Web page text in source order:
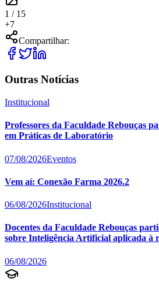
1 / 15
+7
Compartilhar:
Outras Notícias
Institucional
Professores da Faculdade Rebouças
em Práticas de Laboratório
07/08/2026Eventos
Vem aí: Conexão Farma 2026.2
06/08/2026Institucional
Docentes da Faculdade Rebouças
sobre Inteligência Artificial aplicada à
06/08/2026